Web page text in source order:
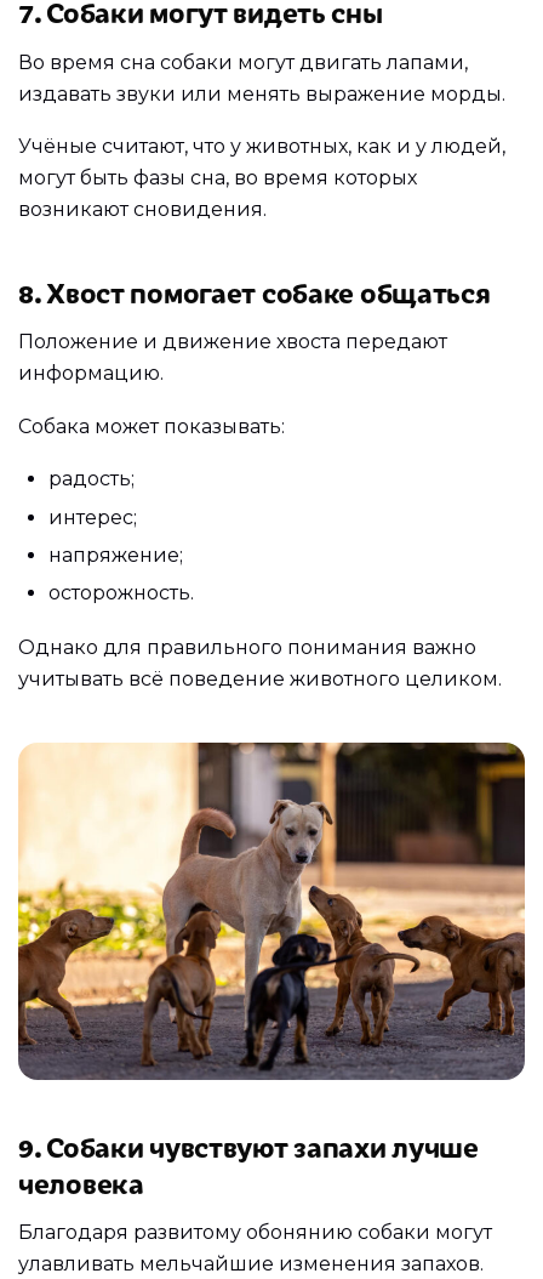
7. Собаки могут видеть сны
Во время сна собаки могут двигать лапами,
издавать звуки или менять выражение морды.
Учёные считают, что у животных, как и у людей,
могут быть фазы сна, во время которых
возникают сновидения.
8. Хвост помогает собаке общаться
Положение и движение хвоста передают
информацию.
Собака может показывать:
радость;
интерес;
напряжение;
осторожность.
Однако для правильного понимания важно
учитывать всё поведение животного целиком.
9. Собаки чувствуют запахи лучше
человека
Благодаря развитому обонянию собаки могут
улавливать мельчайшие изменения запахов.